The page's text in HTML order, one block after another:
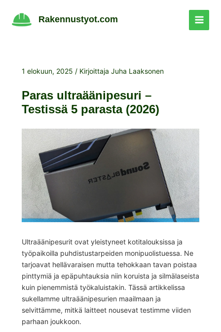
sisältöön
Rakennustyot.com
1 elokuun, 2025 / Kirjoittaja Juha Laaksonen
Paras ultraäänipesuri –
Testissä 5 parasta (2026)
Ultraäänipesurit ovat yleistyneet kotitalouksissa ja
työpaikoilla puhdistustarpeiden monipuolistuessa. Ne
tarjoavat hellävaraisen mutta tehokkaan tavan poistaa
pinttymiä ja epäpuhtauksia niin koruista ja silmälaseista
kuin pienemmistä työkaluistakin. Tässä artikkelissa
sukellamme ultraäänipesurien maailmaan ja
selvittämme, mitkä laitteet nousevat testimme viiden
parhaan joukkoon.